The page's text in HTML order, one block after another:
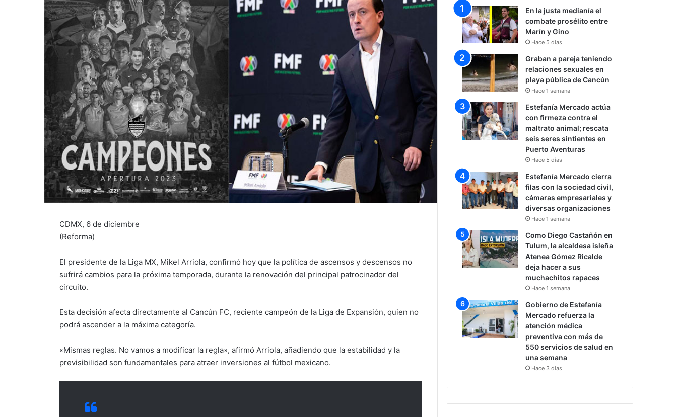
CDMX, 6 de diciembre
(Reforma)
El presidente de la Liga MX, Mikel Arriola, confirmó hoy que la política de ascensos y descensos no
sufrirá cambios para la próxima temporada, durante la renovación del principal patrocinador del
circuito.
Esta decisión afecta directamente al Cancún FC, reciente campeón de la Liga de Expansión, quien no
podrá ascender a la máxima categoría.
«Mismas reglas. No vamos a modificar la regla», afirmó Arriola, añadiendo que la estabilidad y la
previsibilidad son fundamentales para atraer inversiones al fútbol mexicano.
En la justa medianía el
combate prosélito entre
Marín y Gino
Hace 5 días
Graban a pareja teniendo
relaciones sexuales en
playa pública de Cancún
Hace 1 semana
Estefanía Mercado actúa
con firmeza contra el
maltrato animal; rescata
seis seres sintientes en
Puerto Aventuras
Hace 5 días
Estefanía Mercado cierra
filas con la sociedad civil,
cámaras empresariales y
diversas organizaciones
Hace 1 semana
Como Diego Castañón en
Tulum, la alcaldesa isleña
Atenea Gómez Ricalde
deja hacer a sus
muchachitos rapaces
Hace 1 semana
Gobierno de Estefanía
Mercado refuerza la
atención médica
preventiva con más de
550 servicios de salud en
una semana
Hace 3 días